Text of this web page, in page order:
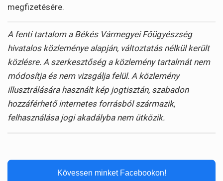
megfizetésére.
A fenti tartalom a Békés Vármegyei Főügyészség
hivatalos közleménye alapján, változtatás nélkül került
közlésre. A szerkesztőség a közlemény tartalmát nem
módosítja és nem vizsgálja felül. A közlemény
illusztrálására használt kép jogtisztán, szabadon
hozzáférhető internetes forrásból származik,
felhasználása jogi akadályba nem ütközik.
Kövessen minket Facebookon!